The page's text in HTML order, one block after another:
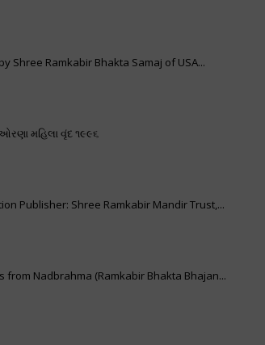
Shree Ramkabir Bhakta Samaj of USA...
મહિલા વૃંદ ૧૯૯૬
Publisher: Shree Ramkabir Mandir Trust,...
Nadbrahma (Ramkabir Bhakta Bhajan...